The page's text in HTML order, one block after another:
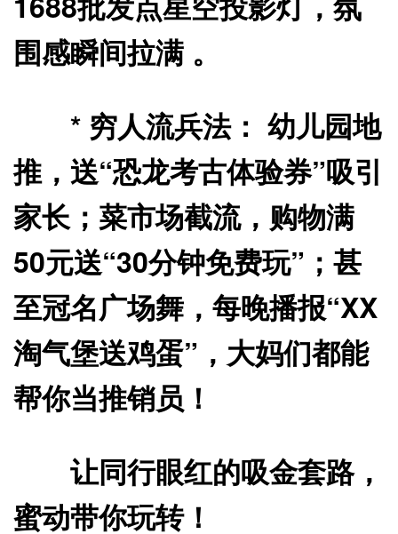
围感瞬间拉满 。
* 穷人流兵法： 幼儿园地
推，送“恐龙考古体验券”吸引
家长；菜市场截流，购物满
50元送“30分钟免费玩”；甚
至冠名广场舞，每晚播报“XX
淘气堡送鸡蛋”，大妈们都能
帮你当推销员！
让同行眼红的吸金套路，
蜜动带你玩转！